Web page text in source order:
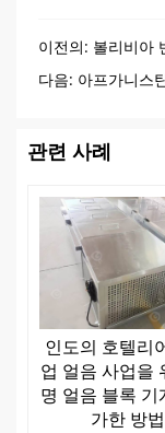
이전의: 볼리비아
료 생산 라인
다음: 아프가니스
관련 사례
인도의 호텔리
업 얼음 사업을
명 얼음 블록 기
가한 방법